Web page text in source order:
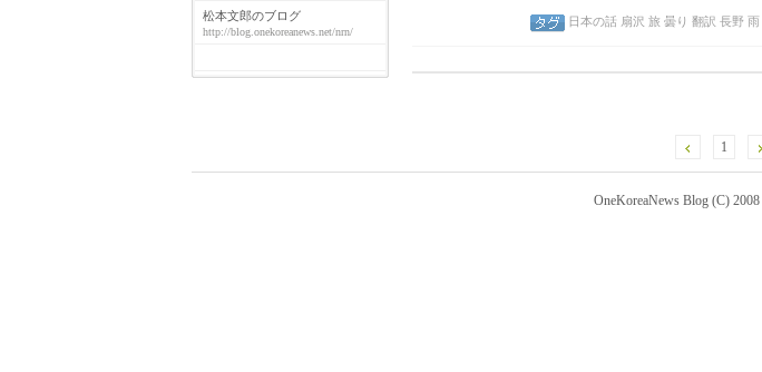
松本文郎のブログ
http://blog.onekoreanews.net/nrn/
日本の話 扇沢 旅 曇り 翻訳 長野 雨
1
OneKoreaNews Blog (C) 2008 |